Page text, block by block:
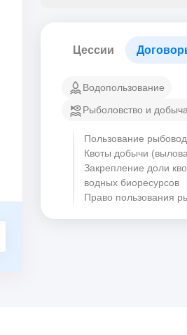
Цессии
Водопользование
Рыболовство и
Пользование
Квоты добычи
Закрепление доли
водных биоресурсов
Право пользования